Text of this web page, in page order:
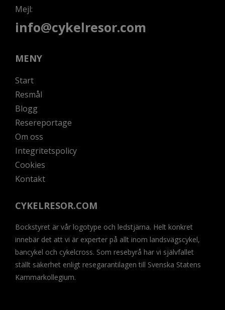
Mejl:
info@cykelresor.com
MENY
Start
Resmål
Blogg
Resereportage
Om oss
Integritetspolicy
Cookies
Kontakt
CYKELRESOR.COM
Bockstyret är vår logotype och ledstjärna. Helt konkret
innebär det att vi är experter på allt inom landsvägscykel,
bancykel och cykelcross. Som resebyrå har vi självfallet
ställt säkerhet enligt resegarantilagen till Svenska Statens
Kammarkollegium.